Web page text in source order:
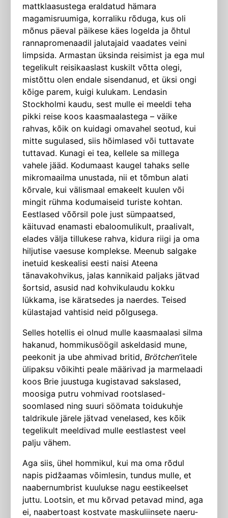
mattklaasustega eraldatud hämara
magamisruumiga, korraliku rõduga, kus oli
mõnus päeval päikese käes logelda ja õhtul
rannapromenaadil jalutajaid vaadates veini
limpsida. Armastan üksinda reisimist ja ega mul
tegelikult reisikaaslast kuskilt võtta olegi,
mistõttu olen endale sisendanud, et üksi ongi
kõige parem, kuigi kulukam. Lendasin
Stockholmi kaudu, sest mulle ei meeldi teha
pikki reise koos kaasmaalastega – väike
rahvas, kõik on kuidagi omavahel seotud, kui
mitte sugulased, siis hõimlased või tuttavate
tuttavad. Kunagi ei tea, kellele sa millega
vahele jääd. Kodumaast kaugel tahaks selle
mikromaailma unustada, nii et tõmbun alati
kõrvale, kui välismaal emakeelt kuulen või
mingit rühma kodumaiseid turiste kohtan.
Eestlased võõrsil pole just sümpaatsed,
käituvad enamasti ebaloomulikult, praalivalt,
elades välja tillukese rahva, kidura riigi ja oma
hiljutise vaesuse komplekse. Meenub salgake
inetuid keskealisi eesti naisi Ateena
tänavakohvikus, jalas kannikaid paljaks jätvad
šortsid, asusid nad kohvikulaudu kokku
lükkama, ise käratsedes ja naerdes. Teised
külastajad vahtisid neid põlgusega.
Selles hotellis ei olnud mulle kaasmaalasi silma
hakanud, hommikusöögil askeldasid mune,
peekonit ja ube ahmivad britid, Brötchen’itele
ülipaksu võikihti peale määrivad ja marmelaadi
koos Brie juustuga kugistavad sakslased,
moosiga putru vohmivad rootslased-
soomlased ning suuri söömata toidu­kuhje
taldrikule järele jätvad venelased, kes kõik
tegelikult meeldivad mulle eestlastest veel
palju vähem.
Aga siis, ühel hommikul, kui ma oma rõdul
napis pidžaamas võimlesin, tundus mulle, et
naabernumbrist kuulukse nagu eestikeelset
juttu. Lootsin, et mu kõrvad petavad mind, aga
ei, naabertoast kostvate maskuliinsete naeru­